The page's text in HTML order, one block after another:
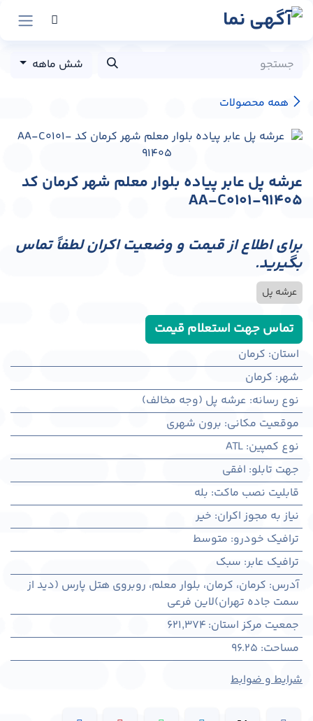
پرش به محتوا
همه محصولات
شش ماهه
عرشه پل عابر پیاده بلوار معلم شهر کرمان کد
AA-C0101-91405
برای اطلاع از قیمت و وضعیت اکران لطفاً تماس
بگیرید.
عرشه پل
تماس جهت استعلام قیمت
استان: کرمان
شهر: كرمان
نوع رسانه: عرشه پل (وجه مخالف)
موقعیت مکانی: برون شهری
نوع کمپین:
ATL
جهت تابلو: افقی
قابلیت نصب ماکت: بله
نیاز به مجوز اکران: خیر
ترافیک خودرو: متوسط
ترافیک عابر: سبک
آدرس: کرمان، كرمان، بلوار معلم، روبروی هتل پارس (دید از
سمت جاده تهران)لاین فرعی
جمعیت مرکز استان:
621,374
مساحت:
96.25
شرایط و ضوابط